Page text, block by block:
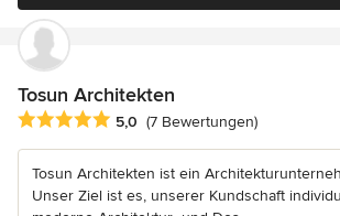
Tosun Architekten
Durchschnittliche Bewertung: 5 von 5
5,0 (7 Bewertungen)
Tosun Architekten ist ein
Unser Ziel ist es, unserer Kundschaft